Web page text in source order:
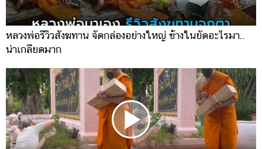
หลวงพ่อรีวิวสังฆทาน จัดกล่องอย่างใหญ่ ข้างในยัดอะไรมา..
น่าเกลียดมาก